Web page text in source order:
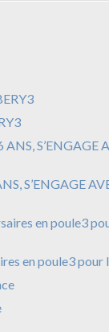
S’ENGAGE
en poule3 pour